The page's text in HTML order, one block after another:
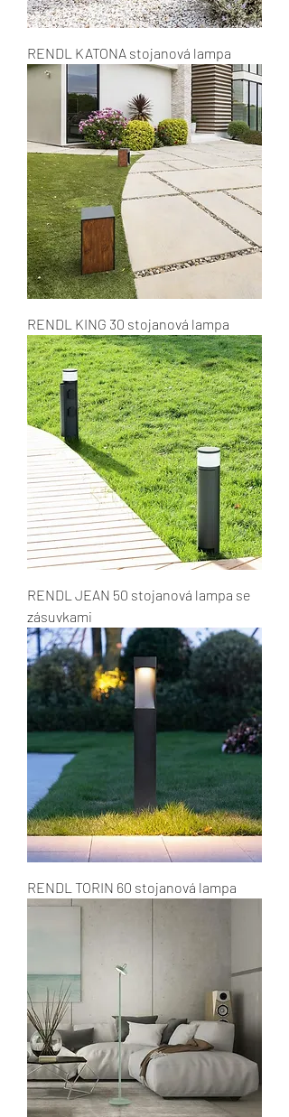
RENDL KATONA stojanová lampa
RENDL KING 30 stojanová lampa
RENDL JEAN 50 stojanová lampa se
zásuvkami
RENDL TORIN 60 stojanová lampa